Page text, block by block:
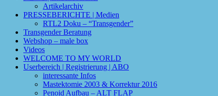
Artikelarchiv
PRESSEBERICHTE | Medien
RTL2 Doku – “Transgender”
Transgender Beratung
Webshop – male box
Videos
WELCOME TO MY WORLD
Userbereich | Registrierung | ABO
interessante Infos
Mastektomie 2003 & Korrektur 2016
Penoid Aufbau – ALT FLAP